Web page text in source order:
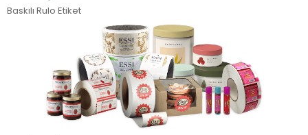
Baskılı Rulo Etiket